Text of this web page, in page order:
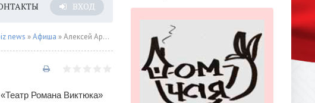
ВХОД
news »Афиша » Алексей Арбузов «МОЙ БЕДНЫЙ МАРАТ»
Романа Виктюка»